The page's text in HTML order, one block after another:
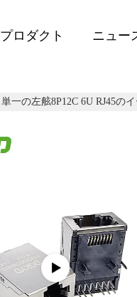
プロダクト ニュー
単一の左舷8P12C 6U RJ45の